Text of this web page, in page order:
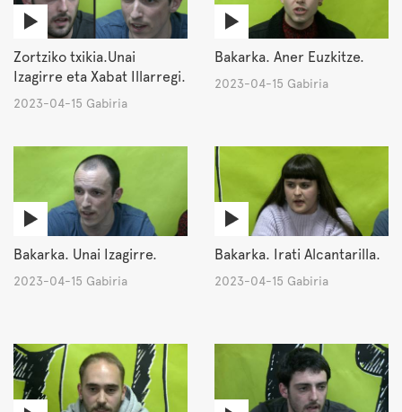
Zortziko txikia.Unai
Izagirre eta Xabat Illarregi.
2023-04-15 Gabiria
Bakarka. Aner Euzkitze.
2023-04-15 Gabiria
Bakarka. Unai Izagirre.
2023-04-15 Gabiria
Bakarka. Irati Alcantarilla.
2023-04-15 Gabiria